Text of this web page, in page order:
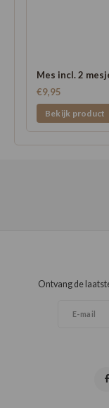
Mes incl. 2
€9,95
Bekijk product
Ontvang de